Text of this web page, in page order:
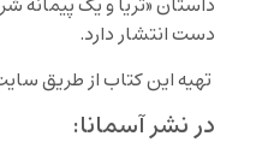
دست انتشار دارد.
تهیه این کتاب از طریق
در نشر آسمانا: